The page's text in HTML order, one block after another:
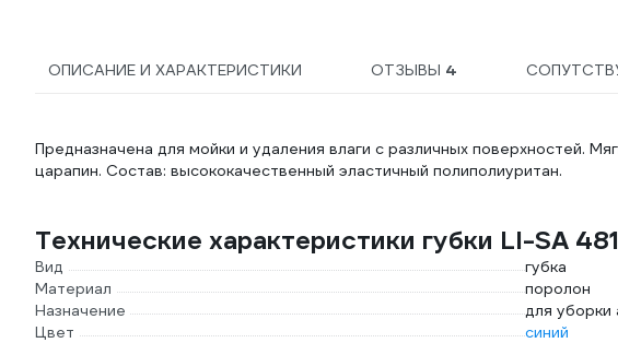
ОПИСАНИЕ И ХАРАКТЕРИСТИКИ ОТЗЫВЫ 4
Предназначена для мойки и удаления влаги с различных поверхностей.
царапин. Состав: высококачественный эластичный полиполиуритан.
Технические характеристики губки LI-SA
Вид
губка
Материал
поролон
Назначение
для уборки
Цвет
синий